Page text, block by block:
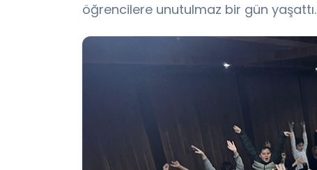
öğrencilere unutulmaz bir gün yaşattı.